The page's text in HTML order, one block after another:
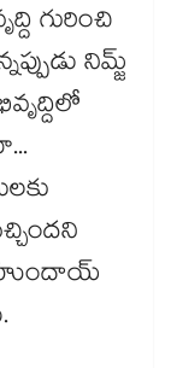
గురించి
నిమ్జ్​